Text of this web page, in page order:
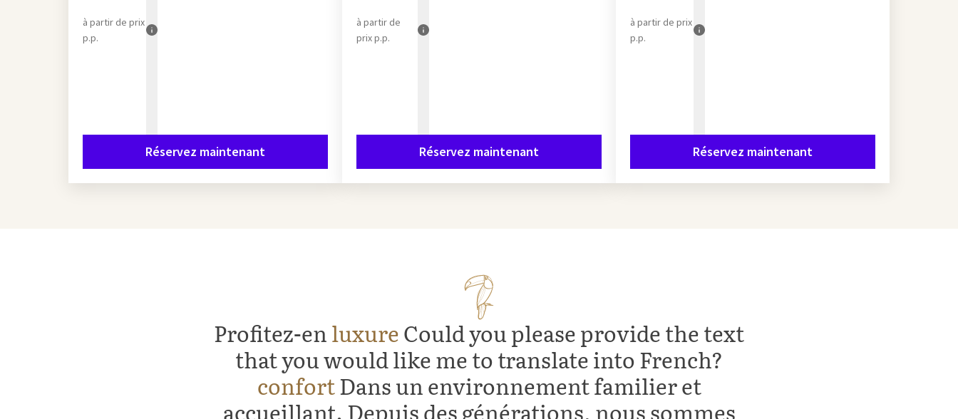
à partir de prix
p.p.
Réservez maintenant
à partir de
prix p.p.
Réservez maintenant
à partir de prix
p.p.
Réservez maintenant
Profitez-enluxureCould you please provide the text
that you would like me to translate into French?
confortDans un environnement familier et
accueillant. Depuis des générations, nous sommes